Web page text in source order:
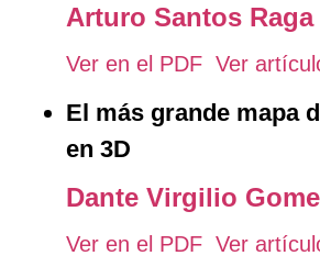
Arturo Santos Raga
Ver en el PDF Ver
El más grande mapa
en 3D
Dante Virgilio
Ver en el PDF Ver